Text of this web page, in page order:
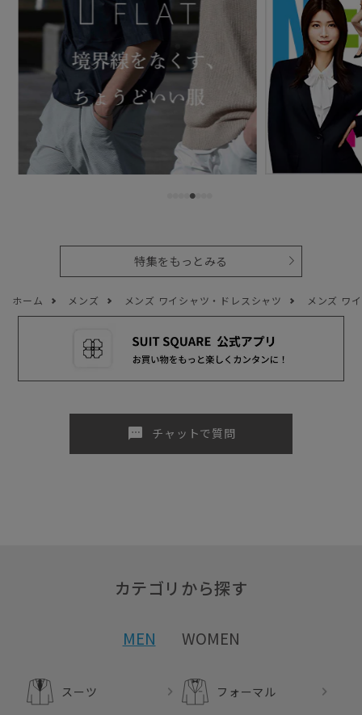
特集をもっとみる
ホーム メンズ メンズ ワイシャツ・ドレスシャツ メンズ ワ
sms チャットで質問
カテゴリから探す
MEN WOMEN
スーツ フォーマル